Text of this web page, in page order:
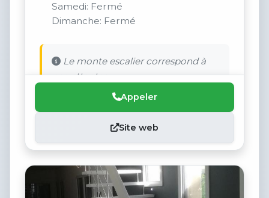
Samedi: Fermé
Dimanche: Fermé
Le monte escalier correspond à
nos attentes.
Appeler
Site web